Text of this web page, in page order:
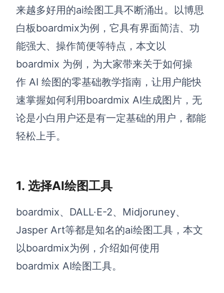
博思设计
一体化产品设计工具
AI生成PPT，支持在线编辑
资源与下载
向团队介绍
博思白板boardmix
客户端、插件
解决方案
高效协作
来越多好用的ai绘图工具不断涌出。以博思
白板boardmix为例， 它具有界面简洁、功
能强大、操作简便等特点 ，本文以
boardmix 为例，为大家带来关于如何操
作 AI 绘图的零基础教学指南，让用户能快
速掌握如何利用boardmix AI生成图片， 无
论是小白用户还是有一定基础的用户 ，都能
轻松上手。
1. 选择AI绘图工具
boardmix、DALL·E-2、Midjoruney、
Jasper Art等都是知名的ai绘图工具，本文
以boardmix为例，介绍如何使用
boardmix AI绘图工具。